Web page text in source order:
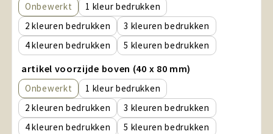
Onbewerkt
1
2
3
4
5
artikel voorzijde boven (40 x 80 mm)
Onbewerkt
1
2
3
4
5